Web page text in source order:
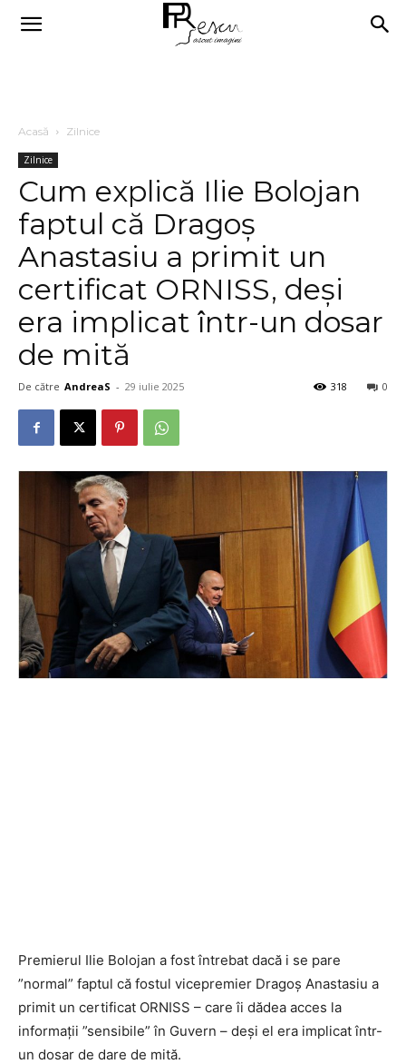
Acasă Zilnice
Zilnice
Cum explică Ilie Bolojan
faptul că Dragoș
Anastasiu a primit un
certificat ORNISS, deși
era implicat într-un dosar
de mită
De către AndreaS - 29 iulie 2025 0
318
Premierul Ilie Bolojan a fost întrebat dacă i se pare
”normal” faptul că fostul vicepremier Dragoș Anastasiu a
primit un certificat ORNISS – care îi dădea acces la
informații ”sensibile” în Guvern – deși el era implicat într-
un dosar de dare de mită.